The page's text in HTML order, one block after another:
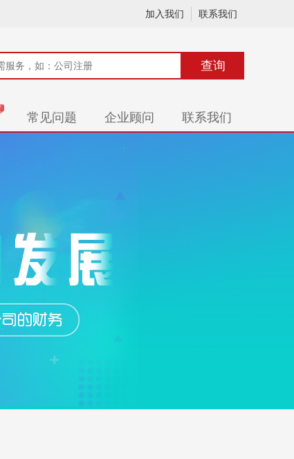
加入我们 联系我们
查询
常见问题 企业顾问 联系我们